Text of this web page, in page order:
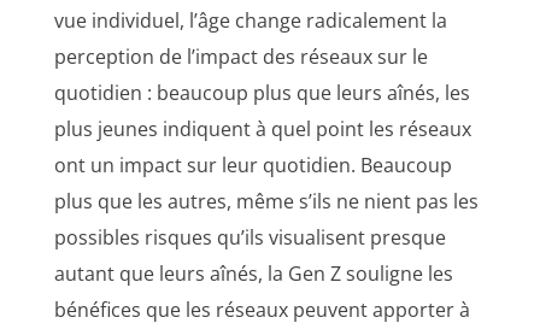
vue individuel, l’âge change radicalement la
perception de l’impact des réseaux sur le
quotidien : beaucoup plus que leurs aînés, les
plus jeunes indiquent à quel point les réseaux
ont un impact sur leur quotidien. Beaucoup
plus que les autres, même s’ils ne nient pas les
possibles risques qu’ils visualisent presque
autant que leurs aînés, la Gen Z souligne les
bénéfices que les réseaux peuvent apporter à